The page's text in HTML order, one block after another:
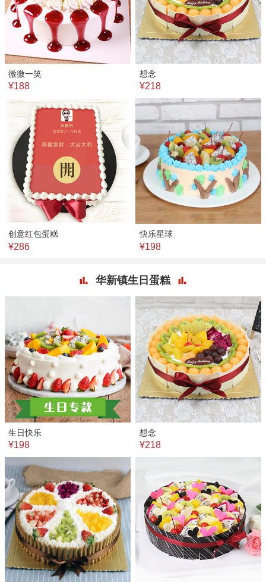
微微一笑
¥188
想念
¥218
创意红包蛋糕
¥286
快乐星球
¥198
华新镇生日蛋糕
生日快乐
¥198
想念
¥218